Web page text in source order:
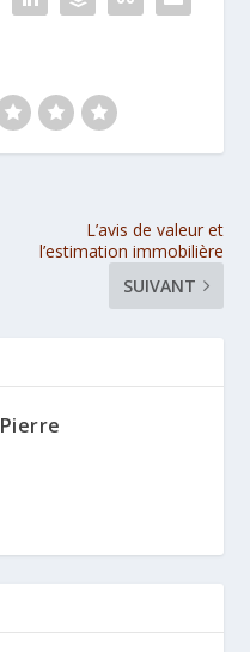
L’avis de valeur et
l’estimation immobilière
SUIVANT
Pierre